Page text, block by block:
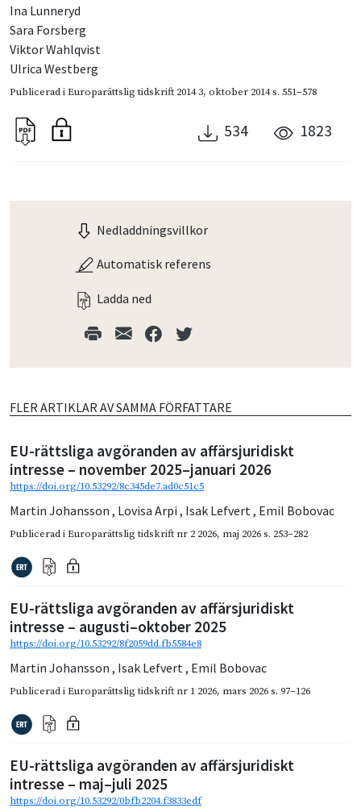
Ina Lunneryd
Sara Forsberg
Viktor Wahlqvist
Ulrica Westberg
Publicerad iEuroparättslig tidskrift 2014 3, oktober 2014s. 551–578
534 1823
Nedladdningsvillkor
Automatisk referens
Ladda ned
FLER ARTIKLAR AV SAMMA FÖRFATTARE
EU-rättsliga avgöranden av affärsjuridiskt
intresse – november 2025–januari 2026
https://doi.org/10.53292/8c345de7.ad0c51c5
Martin Johansson , Lovisa Arpi , Isak Lefvert , Emil Bobovac
Publicerad iEuroparättslig tidskrift nr 2 2026, maj 2026s. 253–282
EU-rättsliga avgöranden av affärsjuridiskt
intresse – augusti–oktober 2025
https://doi.org/10.53292/8f2059dd.fb5584e8
Martin Johansson , Isak Lefvert , Emil Bobovac
Publicerad iEuroparättslig tidskrift nr 1 2026, mars 2026s. 97–126
EU-rättsliga avgöranden av affärsjuridiskt
intresse – maj–juli 2025
https://doi.org/10.53292/0bfb2204.f3833edf